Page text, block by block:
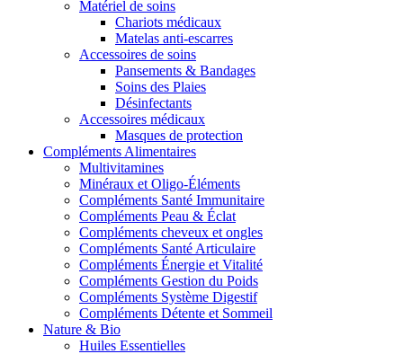
Matériel de soins
Chariots médicaux
Matelas anti-escarres
Accessoires de soins
Pansements & Bandages
Soins des Plaies
Désinfectants
Accessoires médicaux
Masques de protection
Compléments Alimentaires
Multivitamines
Minéraux et Oligo-Éléments
Compléments Santé Immunitaire
Compléments Peau & Éclat
Compléments cheveux et ongles
Compléments Santé Articulaire
Compléments Énergie et Vitalité
Compléments Gestion du Poids
Compléments Système Digestif
Compléments Détente et Sommeil
Nature & Bio
Huiles Essentielles